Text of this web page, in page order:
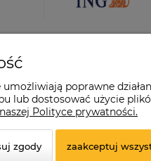
zastrzeżone.
poprawne
lub dostosować użycie
Polityce prywatności.
zgody zaakceptuj